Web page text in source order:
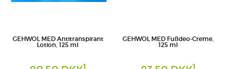
GEHWOL MED Antitranspirant
Lotion, 125 ml
1
GEHWOL MED Fußdeo-Creme,
125 ml
1